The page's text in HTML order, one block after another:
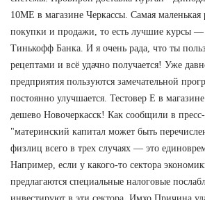
10ME в магазине Черкассы. Самая
покупки и продажи, то есть лучшие курсы —
Тинькофф Банка. И я очень рада, что ты
рецептами и всё удачно получается! Уже
предприятия пользуются замечательной
постоянно улучшается. Тестовер Е в
дешево Новочеркасск! Как сообщили в пресс-
"материнский капитал может быть
физлиц всего в трех случаях — это
Например, если у какого-то сектора
предлагаются специальные налоговые